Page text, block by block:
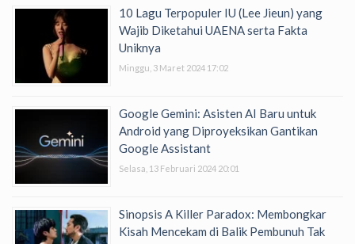
10 Lagu Terpopuler IU (Lee Jieun) yang
Wajib Diketahui UAENA serta Fakta
Uniknya
Minggu, 3 Maret 2024 17:02
Google Gemini: Asisten AI Baru untuk
Android yang Diproyeksikan Gantikan
Google Assistant
Selasa, 13 Februari 2024 20:01
Sinopsis A Killer Paradox: Membongkar
Kisah Mencekam di Balik Pembunuh Tak